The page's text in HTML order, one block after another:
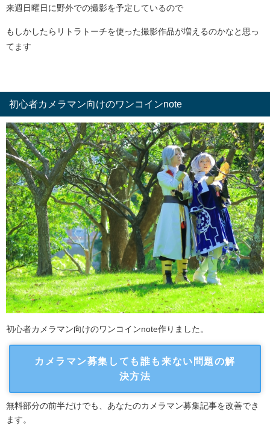
来週日曜日に野外での撮影を予定しているので
もしかしたらリトラトーチを使った撮影作品が増えるのかなと思っ
てます
初心者カメラマン向けのワンコインnote
初心者カメラマン向けのワンコインnote作りました。
カメラマン募集しても誰も来ない問題の解
決方法
無料部分の前半だけでも、あなたのカメラマン募集記事を改善でき
ます。